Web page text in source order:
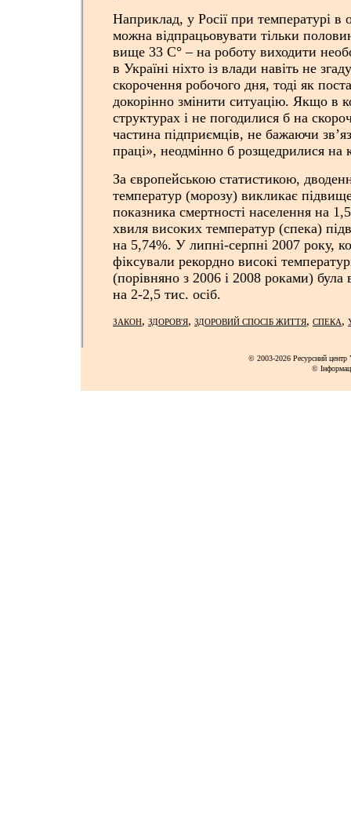
Наприклад, у Росії при температурі в
можна відпрацьовувати тільки
вище 33 С° – на роботу виходити
в Україні ніхто із влади навіть не
скорочення робочого дня, тоді як
докорінно змінити ситуацію. Якщо в
структурах і не погодилися б на
частина підприємців, не бажаючи
праці», неодмінно б розщедрилися на
За європейською статистикою,
температур (морозу) викликає
показника смертності населення на
хвиля високих температур (спека)
на 5,74%. У липні-серпні 2007 року,
фіксували рекордно високі
(порівняно з 2006 і 2008 роками)
на 2-2,5 тис. осіб.
ЗАКОН, ЗДОРОВ'Я, ЗДОРОВИЙ СПОСІБ ЖИТТЯ, СПЕКА,
© 2003-2026 Ресурсний
©